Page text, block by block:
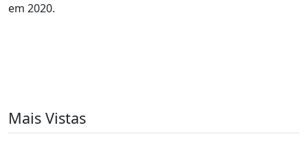
em 2020.
Mais Vistas